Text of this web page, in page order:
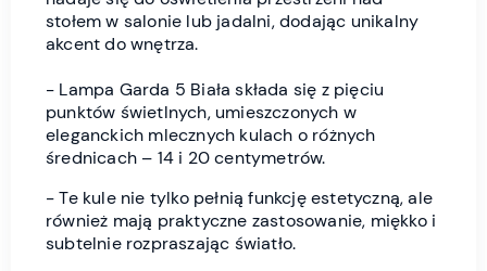
stołem w salonie lub jadalni, dodając unikalny
akcent do wnętrza.
- Lampa Garda 5 Biała składa się z pięciu
punktów świetlnych, umieszczonych w
eleganckich mlecznych kulach o różnych
średnicach – 14 i 20 centymetrów.
- Te kule nie tylko pełnią funkcję estetyczną, ale
również mają praktyczne zastosowanie, miękko i
subtelnie rozpraszając światło.